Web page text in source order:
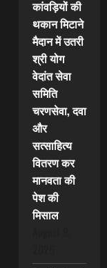
कांवड़ियों की
थकान मिटाने
मैदान में उतरी
श्री योग
वेदांत सेवा
समिति
चरणसेवा, दवा
और
सत्साहित्य
वितरण कर
मानवता की
पेश की
मिसाल